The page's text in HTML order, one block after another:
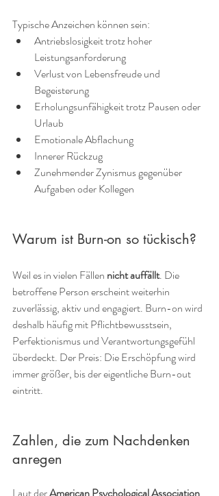
Typische Anzeichen können sein:
Antriebslosigkeit trotz hoher
Leistungsanforderung
Verlust von Lebensfreude und
Begeisterung
Erholungsunfähigkeit trotz Pausen oder
Urlaub
Emotionale Abflachung
Innerer Rückzug
Zunehmender Zynismus gegenüber
Aufgaben oder Kollegen
Warum ist Burn-on so tückisch?
Weil es in vielen Fällen nicht auffällt. Die
betroffene Person erscheint weiterhin
zuverlässig, aktiv und engagiert. Burn-on wird
deshalb häufig mit Pflichtbewusstsein,
Perfektionismus und Verantwortungsgefühl
überdeckt. Der Preis: Die Erschöpfung wird
immer größer, bis der eigentliche Burn-out
eintritt.
Zahlen, die zum Nachdenken
anregen
Laut der American Psychological Association